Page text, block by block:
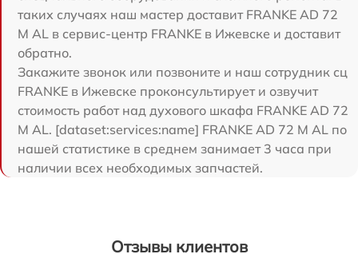
таких случаях наш мастер доставит FRANKE AD 72
M AL в сервис-центр FRANKE в Ижевске и доставит
обратно.
Закажите звонок или позвоните и наш сотрудник сц
FRANKE в Ижевске проконсультирует и озвучит
стоимость работ над духового шкафа FRANKE AD 72
M AL. [dataset:services:name] FRANKE AD 72 M AL по
нашей статистике в среднем занимает 3 часа при
наличии всех необходимых запчастей.
Отзывы клиентов